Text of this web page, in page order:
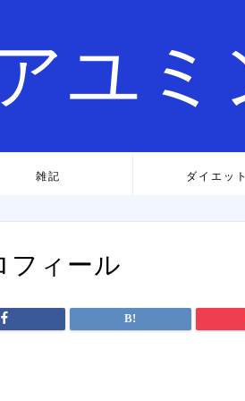
ユ
雑記 ダイエット
フィール